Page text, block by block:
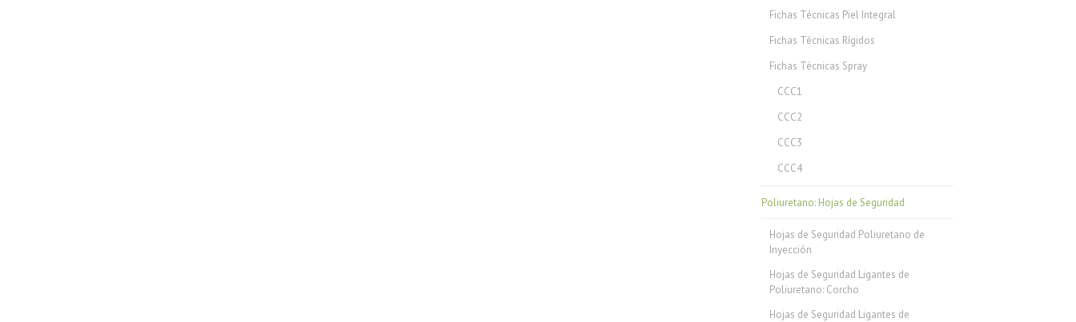
Fichas Técnicas Piel Integral
Fichas Técnicas Rígidos
Fichas Técnicas Spray
CCC1
CCC2
CCC3
CCC4
Poliuretano: Hojas de Seguridad
Hojas de Seguridad Poliuretano de
Inyección
Hojas de Seguridad Ligantes de
Poliuretano: Corcho
Hojas de Seguridad Ligantes de